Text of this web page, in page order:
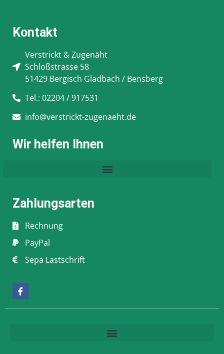
Kontakt
Verstrickt & Zugenäht
Schloßstrasse 58
51429 Bergisch Gladbach / Bensberg
Tel.: 02204 / 917531
info@verstrickt-zugenaeht.de
Wir helfen Ihnen
Zahlungsarten
Rechnung
PayPal
Sepa Lastschrift